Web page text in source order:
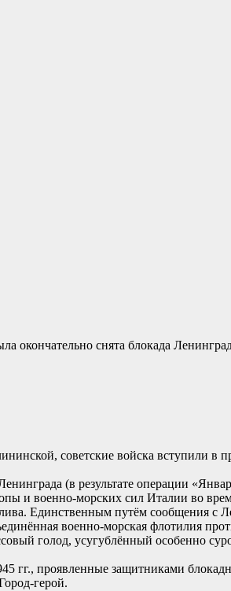
окончательно снята блокада
советские войска вступили в
(в результате операции
и военно-морских сил Италии во
Единственным путём сообщения с
военно-морская флотилия
голод, усугублённый особенно
проявленные защитниками
герой.